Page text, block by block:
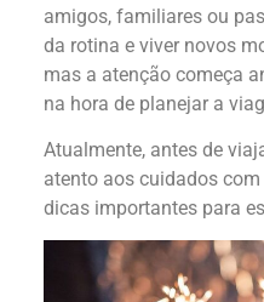
amigos, familiares ou
da rotina e viver novos
mas a atenção começa
na hora de planejar a
Atualmente, antes de
atento aos cuidados
dicas importantes para